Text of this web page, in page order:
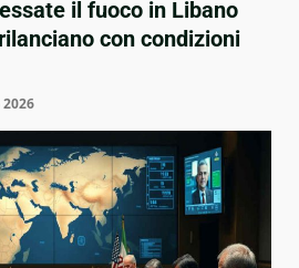
il fuoco in Libano
con condizioni